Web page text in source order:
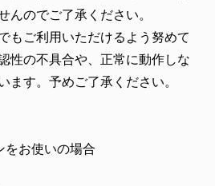
んのでご了承ください。
もご利用いただけるよう努めて
性の不具合や、正常に動作しな
ます。予めご了承ください。
をお使いの場合